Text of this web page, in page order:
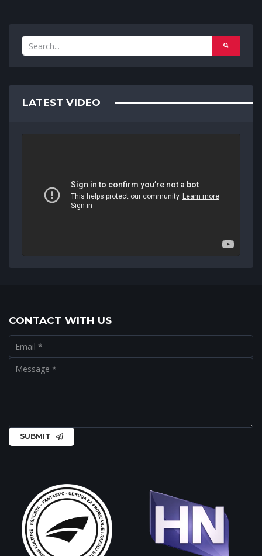
LATEST VIDEO
CONTACT WITH US
SUBMIT